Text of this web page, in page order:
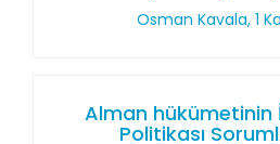
Osman Kavala, 1
Alman hükümetinin
Politikası